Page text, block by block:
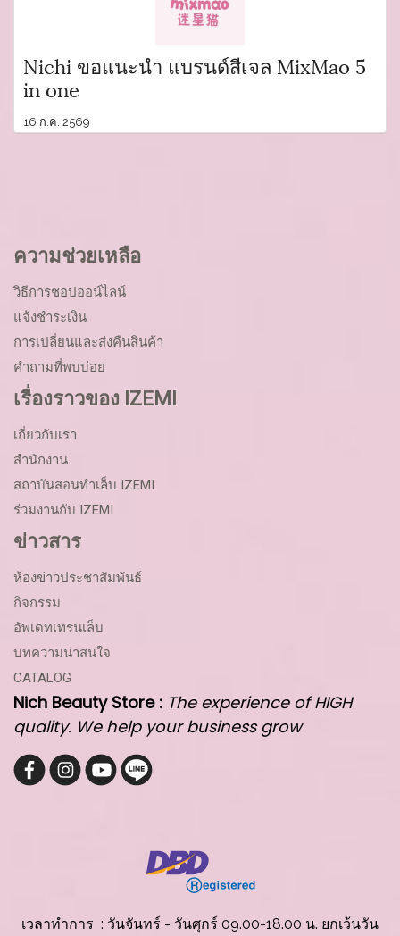
Nichi ขอแนะนำ แบรนด์สีเจล MixMao 5
in one
16 ก.ค. 2569
ความช่วยเหลือ
วิธีการชอปออน์ไลน์
แจ้งชำระเงิน
การเปลี่ยนและส่งคืนสินค้า
คำถามที่พบบ่อย
เรื่องราวของ IZEMI
เกี่ยวกับเรา
สำนักงาน
สถาบันสอนทำเล็บ IZEMI
ร่วมงานกับ IZEMI
ข่าวสาร
ห้องข่าวประชาสัมพันธ์
กิจกรรม
อัพเดทเทรนเล็บ
บทความน่าสนใจ
CATALOG
Nich Beauty Store : The experience of HIGH
quality. We help your business grow
เวลาทำการ : วันจันทร์ - วันศุกร์ 09.00-18.00 น. ยกเว้นวัน